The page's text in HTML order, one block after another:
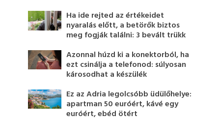
Ha ide rejted az értékeidet
nyaralás előtt, a betörők biztos
meg fogják találni: 3 bevált trükk
Azonnal húzd ki a konektorból, ha
ezt csinálja a telefonod: súlyosan
károsodhat a készülék
Ez az Adria legolcsóbb üdülőhelye:
apartman 50 euróért, kávé egy
euróért, ebéd ötért